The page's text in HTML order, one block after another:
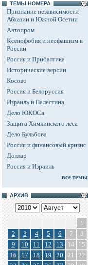
ТЕМЫ НОМЕРА
Признание независимости
Абхазии и Южной Осетии
Автопром
Ксенофобия и неофашизм в
России
Россия и Прибалтика
Исторические версии
Косово
Россия и Белоруссия
Израиль и Палестина
Дело ЮКОСа
Защита Химкинского леса
Дело Бульбова
Россия и финансовый кризис
Доллар
Россия и Израиль
все темы
АРХИВ
1
2
3 4 5 6 7
8
9
10 11 12 13 14
15
16
17 18 19 20 21
22